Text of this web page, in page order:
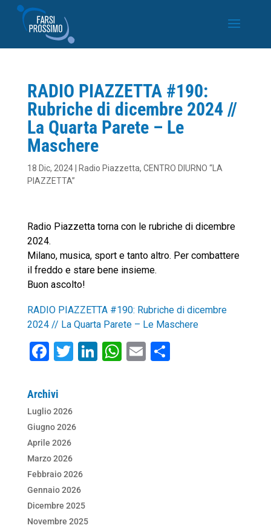
RADIO PIAZZETTA #190:
Rubriche di dicembre 2024 //
La Quarta Parete – Le
Maschere
18 Dic, 2024| Radio Piazzetta, CENTRO DIURNO “LA
PIAZZETTA”
Radio Piazzetta torna con le rubriche di dicembre
2024.
Milano, musica, sport e tanto altro. Per combattere
il freddo e stare bene insieme.
Buon ascolto!
RADIO PIAZZETTA #190: Rubriche di dicembre
2024 // La Quarta Parete – Le Maschere
F
c
e
b
o
o
k
T Li W E C
Archivi
Luglio 2026
Giugno 2026
Aprile 2026
Marzo 2026
Febbraio 2026
Gennaio 2026
Dicembre 2025
Novembre 2025